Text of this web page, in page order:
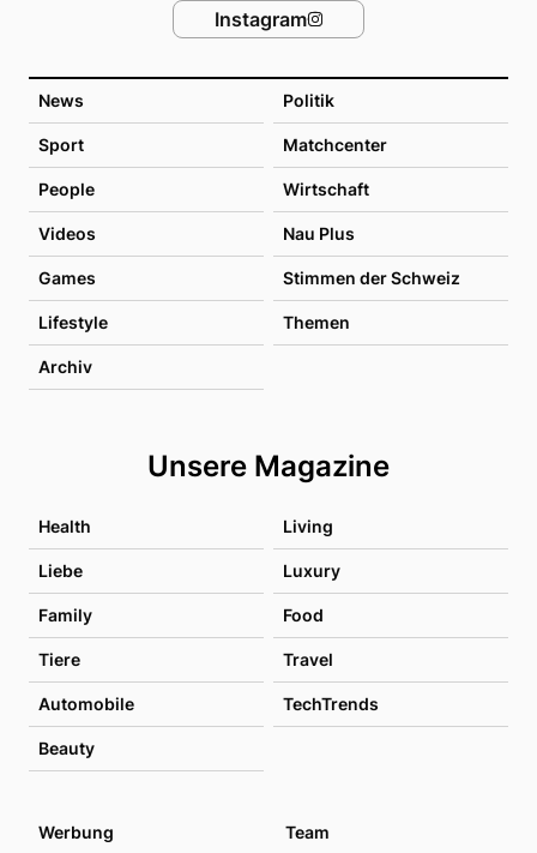
News Politik
Sport Matchcenter
People Wirtschaft
Videos Nau Plus
Games Stimmen der Schweiz
Lifestyle Themen
Archiv
Unsere Magazine
Health Living
Liebe Luxury
Family Food
Tiere Travel
Automobile TechTrends
Beauty
Instagram
Werbung Team